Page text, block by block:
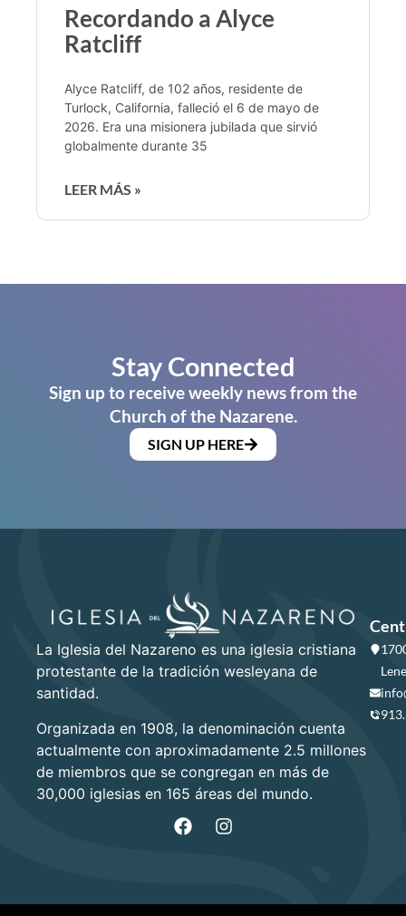
Recordando a Alyce
Ratcliff
Alyce Ratcliff, de 102 años, residente de
Turlock, California, falleció el 6 de mayo de
2026. Era una misionera jubilada que sirvió
globalmente durante 35
LEER MÁS »
Stay Connected
Sign up to receive weekly news from the
Church of the Nazarene.
SIGN UP HERE
La Iglesia del Nazareno es una iglesia cristiana
protestante de la tradición wesleyana de
santidad.
Organizada en 1908, la denominación cuenta
actualmente con aproximadamente 2.5 millones
de miembros que se congregan en más de
30,000 iglesias en 165 áreas del mundo.